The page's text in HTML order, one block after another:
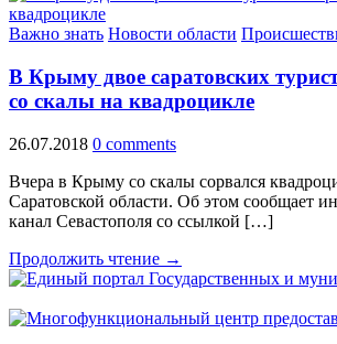
Важно знать Новости области
В Крыму двое саратовских
со скалы на квадроцикле
26.07.2018 0 comments
Вчера в Крыму со скалы сорвался
Саратовской области. Об этом сообщает
канал Севастополя со ссылкой […]
Продолжить чтение →